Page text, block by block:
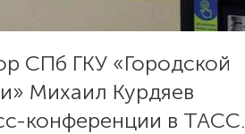
СПб ГКУ «Городской
Михаил Курдяев
конференции в ТАСС.